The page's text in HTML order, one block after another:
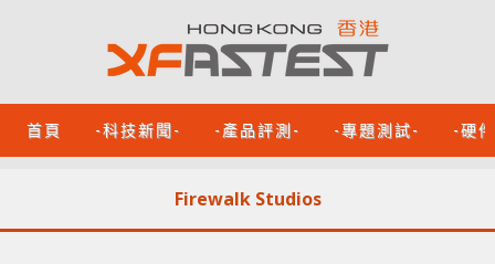
首頁 -科技新聞- -產品評測- -專題測試- -硬
Firewalk Studios